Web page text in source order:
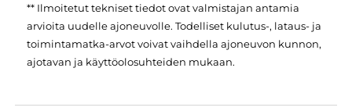
** Ilmoitetut tekniset tiedot ovat valmistajan antamia
arvioita uudelle ajoneuvolle. Todelliset kulutus-, lataus- ja
toimintamatka-arvot voivat vaihdella ajoneuvon kunnon,
ajotavan ja käyttöolosuhteiden mukaan.